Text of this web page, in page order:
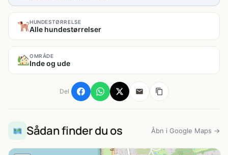
HUNDESTØRRELSE
Alle hundestørrelser
OMRÅDE
Inde og ude
Del
Sådan finder du os Åbn i Google Maps →